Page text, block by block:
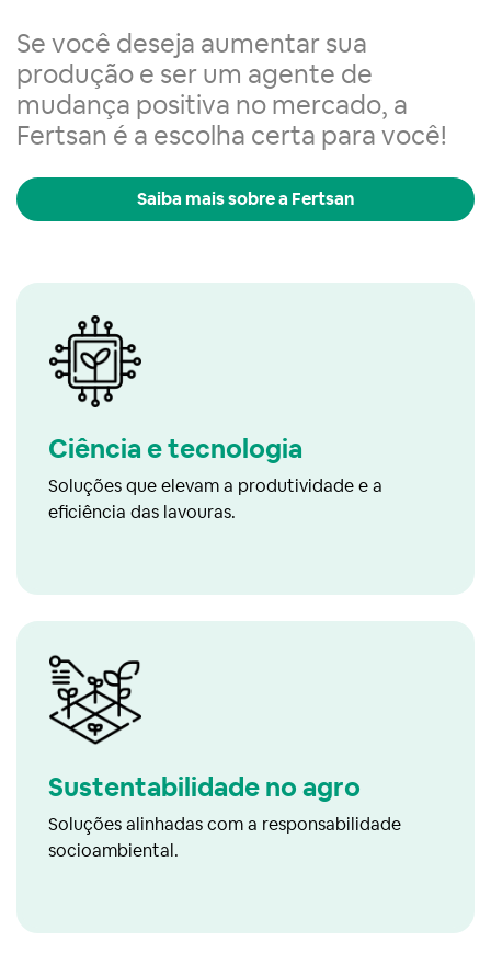
Se você deseja aumentar sua
produção e ser um agente de
mudança positiva no mercado, a
Fertsan é a escolha certa para você!
Saiba mais sobre a Fertsan
Ciência e tecnologia
Soluções que elevam a produtividade e a
eficiência das lavouras.
Sustentabilidade no agro
Soluções alinhadas com a responsabilidade
socioambiental.